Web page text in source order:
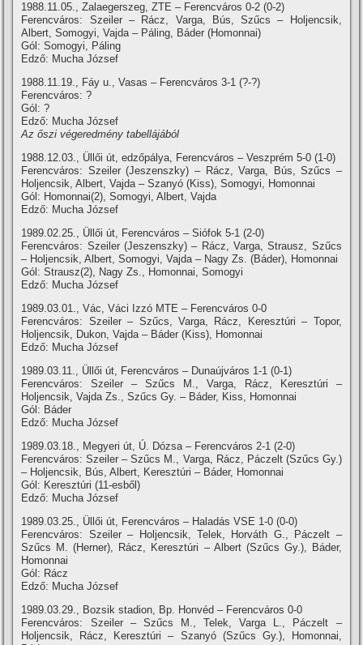
1988.11.05., Zalaegerszeg, ZTE – Ferencváros 0-2 (0-2)
Ferencváros: Szeiler – Rácz, Varga, Bús, Szűcs – Holjencsik,
Albert, Somogyi, Vajda – Páling, Báder (Homonnai)
Gól: Somogyi, Páling
Edző: Mucha József
1988.11.19., Fáy u., Vasas – Ferencváros 3-1 (?-?)
Ferencváros: ?
Gól: ?
Edző: Mucha József
Az őszi végeredmény tabellájából
1988.12.03., Üllői út, edzőpálya, Ferencváros – Veszprém 5-0 (1-0)
Ferencváros: Szeiler (Jeszenszky) – Rácz, Varga, Bús, Szűcs –
Holjencsik, Albert, Vajda – Szanyó (Kiss), Somogyi, Homonnai
Gól: Homonnai(2), Somogyi, Albert, Vajda
Edző: Mucha József
1989.02.25., Üllői út, Ferencváros – Siófok 5-1 (2-0)
Ferencváros: Szeiler (Jeszenszky) – Rácz, Varga, Strausz, Szűcs
– Holjencsik, Albert, Somogyi, Vajda – Nagy Zs. (Báder), Homonnai
Gól: Strausz(2), Nagy Zs., Homonnai, Somogyi
Edző: Mucha József
1989.03.01., Vác, Váci Izzó MTE – Ferencváros 0-0
Ferencváros: Szeiler – Szűcs, Varga, Rácz, Keresztúri – Topor,
Holjencsik, Dukon, Vajda – Báder (Kiss), Homonnai
Edző: Mucha József
1989.03.11., Üllői út, Ferencváros – Dunaújváros 1-1 (0-1)
Ferencváros: Szeiler – Szűcs M., Varga, Rácz, Keresztúri –
Holjencsik, Vajda Zs., Szűcs Gy. – Báder, Kiss, Homonnai
Gól: Báder
Edző: Mucha József
1989.03.18., Megyeri út, Ú. Dózsa – Ferencváros 2-1 (2-0)
Ferencváros: Szeiler – Szűcs M., Varga, Rácz, Páczelt (Szűcs Gy.)
– Holjencsik, Bús, Albert, Keresztúri – Báder, Homonnai
Gól: Keresztúri (11-esből)
Edző: Mucha József
1989.03.25., Üllői út, Ferencváros – Haladás VSE 1-0 (0-0)
Ferencváros: Szeiler – Holjencsik, Telek, Horváth G., Páczelt –
Szűcs M. (Herner), Rácz, Keresztúri – Albert (Szűcs Gy.), Báder,
Homonnai
Gól: Rácz
Edző: Mucha József
1989.03.29., Bozsik stadion, Bp. Honvéd – Ferencváros 0-0
Ferencváros: Szeiler – Szűcs M., Telek, Varga L., Páczelt –
Holjencsik, Rácz, Keresztúri – Szanyó (Szűcs Gy.), Homonnai,